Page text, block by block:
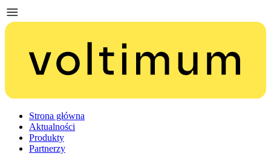
Strona główna
Aktualności
Produkty
Partnerzy